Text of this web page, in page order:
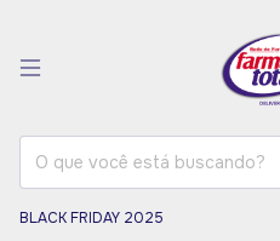
BLACK FRIDAY 2025